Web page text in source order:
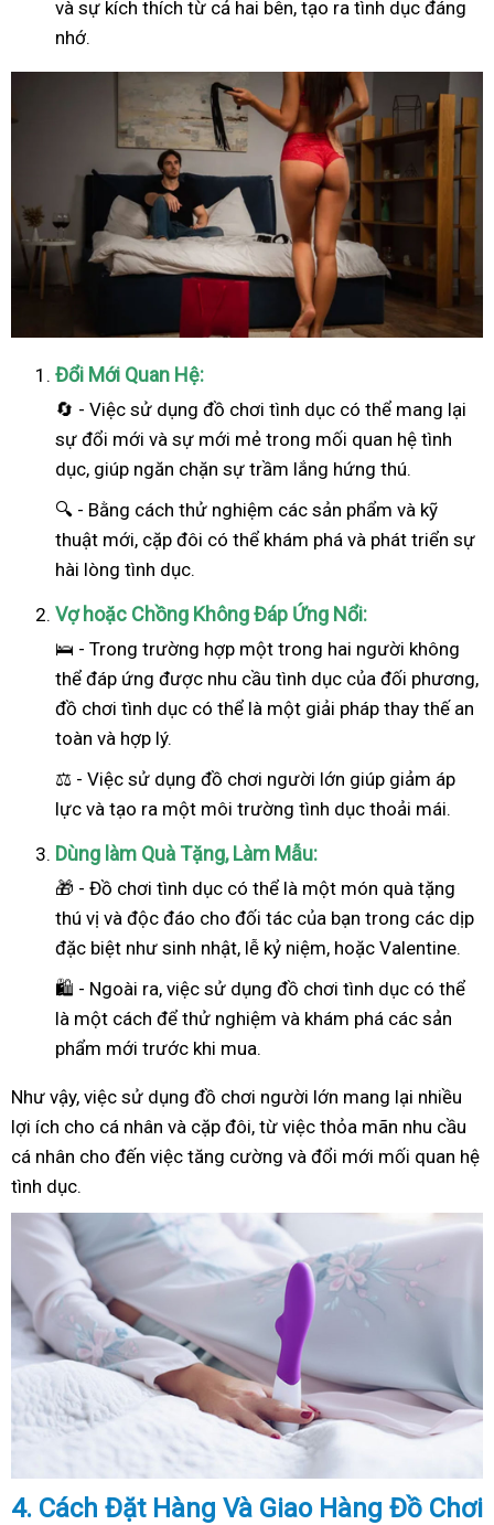
và sự kích thích từ cả hai bên, tạo ra tình dục đáng
nhớ.
Đổi Mới Quan Hệ:
🔄 - Việc sử dụng đồ chơi tình dục có thể mang lại
sự đổi mới và sự mới mẻ trong mối quan hệ tình
dục, giúp ngăn chặn sự trầm lắng hứng thú.
🔍 - Bằng cách thử nghiệm các sản phẩm và kỹ
thuật mới, cặp đôi có thể khám phá và phát triển sự
hài lòng tình dục.
Vợ hoặc Chồng Không Đáp Ứng Nổi:
🛌 - Trong trường hợp một trong hai người không
thể đáp ứng được nhu cầu tình dục của đối phương,
đồ chơi tình dục có thể là một giải pháp thay thế an
toàn và hợp lý.
⚖️ - Việc sử dụng đồ chơi người lớn giúp giảm áp
lực và tạo ra một môi trường tình dục thoải mái.
Dùng làm Quà Tặng, Làm Mẫu:
🎁 - Đồ chơi tình dục có thể là một món quà tặng
thú vị và độc đáo cho đối tác của bạn trong các dịp
đặc biệt như sinh nhật, lễ kỷ niệm, hoặc Valentine.
🛍️ - Ngoài ra, việc sử dụng đồ chơi tình dục có thể
là một cách để thử nghiệm và khám phá các sản
phẩm mới trước khi mua.
Như vậy, việc sử dụng đồ chơi người lớn mang lại nhiều
lợi ích cho cá nhân và cặp đôi, từ việc thỏa mãn nhu cầu
cá nhân cho đến việc tăng cường và đổi mới mối quan hệ
tình dục.
4. Cách Đặt Hàng Và Giao Hàng Đồ Chơi